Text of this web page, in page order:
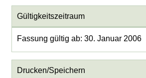
Gültigkeitszeitraum
Fassung gültig ab: 30. Januar 2006
Drucken/Speichern